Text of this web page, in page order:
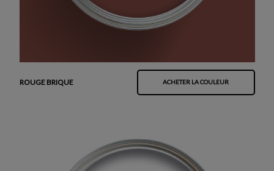
ROUGE BRIQUE ACHETER LA COULEUR